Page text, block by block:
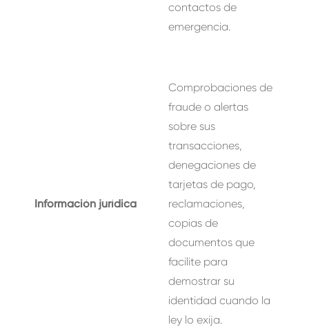
contactos de
emergencia.
Información jurídica
Comprobaciones de
fraude o alertas
sobre sus
transacciones,
denegaciones de
tarjetas de pago,
reclamaciones,
copias de
documentos que
facilite para
demostrar su
identidad cuando la
ley lo exija.